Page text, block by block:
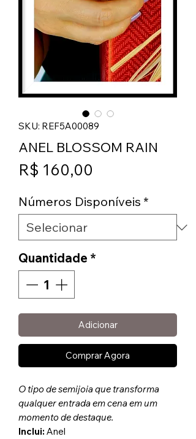
SKU: REF5A00089
ANEL BLOSSOM RAIN
R$ 160,00
Números Disponíveis *
Quantidade *
Adicionar
Comprar Agora
O tipo de semijoia que transforma
qualquer entrada em cena em um
momento de destaque.
Inclui: Anel